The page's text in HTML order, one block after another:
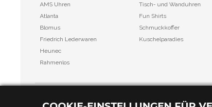
AMS Uhren
Atlanta
Blomus
Friedrich Lederwaren
Heunec
Rahmenlos
Tisch- und Wanduhren
Fun Shirts
Schmuckkoffer
Kuschelparadies